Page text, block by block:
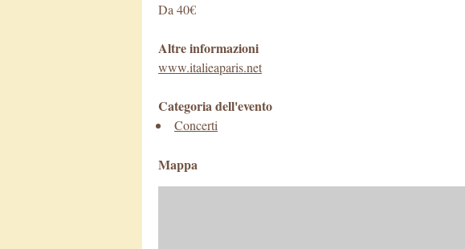
Da 40€
Altre informazioni
www.italieaparis.net
Categoria dell'evento
Concerti
Mappa